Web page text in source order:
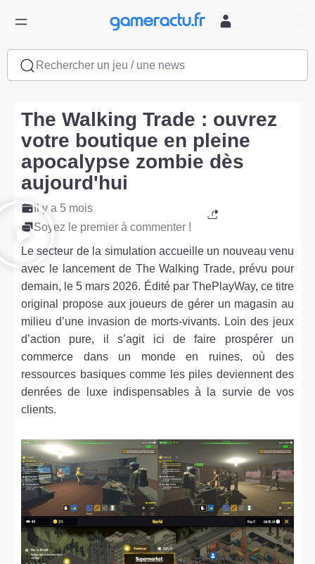
Rechercher un jeu / une news
The Walking Trade : ouvrez
votre boutique en pleine
apocalypse zombie dès
aujourd'hui
Il y a 5 mois
Soyez le premier à commenter !
Le secteur de la simulation accueille un nouveau venu
avec le lancement de The Walking Trade, prévu pour
demain, le 5 mars 2026. Édité par ThePlayWay, ce titre
original propose aux joueurs de gérer un magasin au
milieu d’une invasion de morts-vivants. Loin des jeux
d’action pure, il s’agit ici de faire prospérer un
commerce dans un monde en ruines, où des
ressources basiques comme les piles deviennent des
denrées de luxe indispensables à la survie de vos
clients.